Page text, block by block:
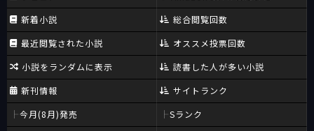
新着小説
最近閲覧された小説
小説をランダムに表示
新刊情報
今月(8月)発売
総合閲覧回数
オススメ投票回数
読書した人が多い小説
サイトランク
Sランク